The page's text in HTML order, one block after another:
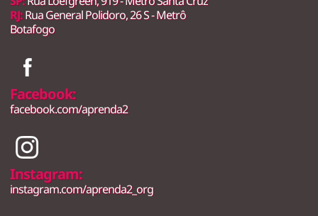
RJ:Rua General Polidoro, 26 S - Metrô
Botafogo
Facebook:
facebook.com/aprenda2
Instagram:
instagram.com/aprenda2_org